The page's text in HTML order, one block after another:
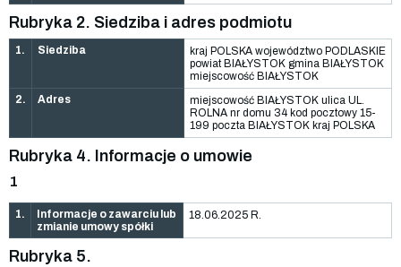
Rubryka 2. Siedziba i adres podmiotu
1. Siedziba
kraj POLSKA województwo PODLASKIE
powiat BIAŁYSTOK gmina BIAŁYSTOK
miejscowość BIAŁYSTOK
2.
Adres
miejscowość BIAŁYSTOK ulica UL.
ROLNA nr domu 34 kod pocztowy 15-
199 poczta BIAŁYSTOK kraj POLSKA
Rubryka 4. Informacje o umowie
1
1.
Informacje o zawarciu lub
zmianie umowy spółki
18.06.2025 R.
Rubryka 5.